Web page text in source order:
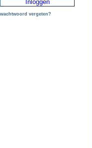
wachtwoord vergeten?